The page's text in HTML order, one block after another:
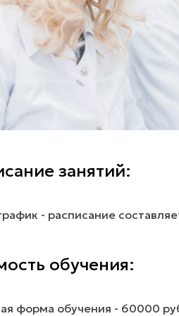
занятий:
- расписание
обучения:
форма обучения - 60000